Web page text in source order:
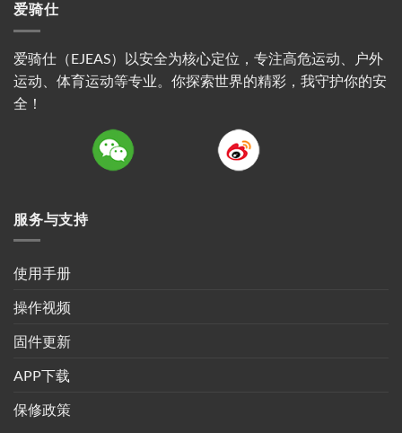
爱骑仕
爱骑仕（EJEAS）以安全为核心定位，专注高危运动、户外
运动、体育运动等专业。你探索世界的精彩，我守护你的安
全！
服务与支持
使用手册
操作视频
固件更新
APP下载
保修政策